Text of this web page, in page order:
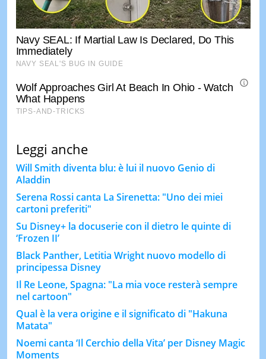
Leggi anche
Will Smith diventa blu: è lui il nuovo Genio di
Aladdin
Serena Rossi canta La Sirenetta: "Uno dei miei
cartoni preferiti"
Su Disney+ la docuserie con il dietro le quinte di
‘Frozen II’
Black Panther, Letitia Wright nuovo modello di
principessa Disney
Il Re Leone, Spagna: "La mia voce resterà sempre
nel cartoon"
Qual è la vera origine e il significato di "Hakuna
Matata"
Noemi canta ‘Il Cerchio della Vita’ per Disney Magic
Moments